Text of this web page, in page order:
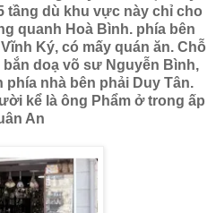
tầng dù khu vực này chỉ cho
quanh Hoà Bình. phía bên
Ký, có mấy quán ăn. Chỗ
bắn doạ võ sư Nguyễn Bình,
nhà bên phải Duy Tân.
kể là ông Phẩm ở trong ấp
An